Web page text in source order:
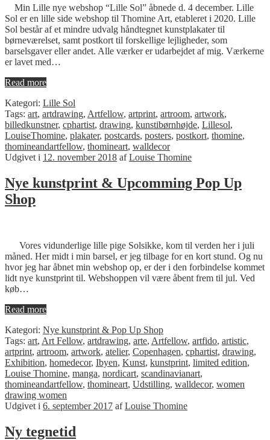
Min Lille nye webshop “Lille Sol” åbnede d. 4 december. Lille
Sol er en lille side webshop til Thomine Art, etableret i 2020. Lille
Sol består af et mindre udvalg håndtegnet kunstplakater til
børneværelset, samt postkort til forskellige lejligheder, som
barselsgaver eller andet. Alle værker er udarbejdet af mig. Værkerne
er lavet med…
Read more
Kategori: Lille Sol
Tags: art, artdrawing, Artfellow, artprint, artroom, artwork,
billedkunstner, cphartist, drawing, kunstibørnhøjde, Lillesol,
LouiseThomine, plakater, postcards, posters, postkort, thomine,
thomineandartfellow, thomineart, walldecor
Udgivet i 12. november 2018 afLouise Thomine
Nye kunstprint & Upcomming Pop Up
Shop
Vores vidunderlige lille pige Solsikke, kom til verden her i juli
måned. Her midt i min barsel, er jeg tilbage for en kort stund. Og nu
hvor jeg har åbnet min webshop op, er der i den forbindelse kommet
lidt nye kunstprint til. Webshoppen vil være åbent frem til jul. Ved
køb…
Read more
Kategori: Nye kunstprint & Pop Up Shop
Tags: art, Art Fellow, artdrawing, arte, Artfellow, artfido, artistic,
artprint, artroom, artwork, atelier, Copenhagen, cphartist, drawing,
Exhibition, homedecor, Ibyen, Kunst, kunstprint, limited edition,
Louise Thomine, manga, nordicart, scandinavianart,
thomineandartfellow, thomineart, Udstilling, walldecor, women
drawing women
Udgivet i 6. september 2017 afLouise Thomine
Ny tegnetid